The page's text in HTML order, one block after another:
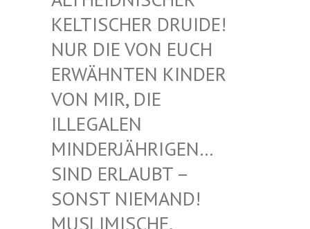
CHER DRUIDE! NUR D
IE VON EUCH ERWÄHN
TEN KINDER VON MI
R, DIE ILLEGA
LEN MINDER
JÄHRIGEN… SIND E
RLAUBT – SONST
NIEMAND! MUSLIM
ISCHE, YUGOSL